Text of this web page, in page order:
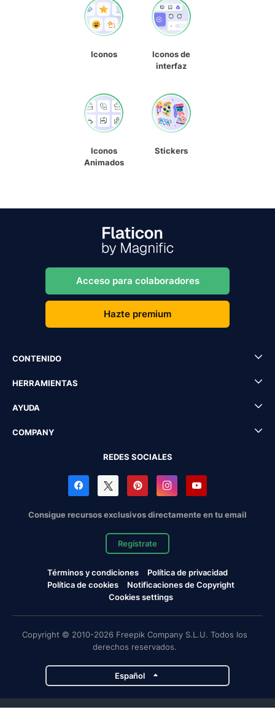
Iconos
Iconos de
interfaz
Iconos
Animados
Stickers
Acceso para colaboradores
Hazte premium
CONTENIDO
HERRAMIENTAS
AYUDA
COMPANY
REDES SOCIALES
Consigue recursos exclusivos directamente en tu email
Regístrate
Términos y condiciones
Política de privacidad
Política de cookies
Notificaciones de Copyright
Cookies settings
Copyright © 2010-2026 Freepik Company S.L.U. Todos los
derechos reservados.
Español